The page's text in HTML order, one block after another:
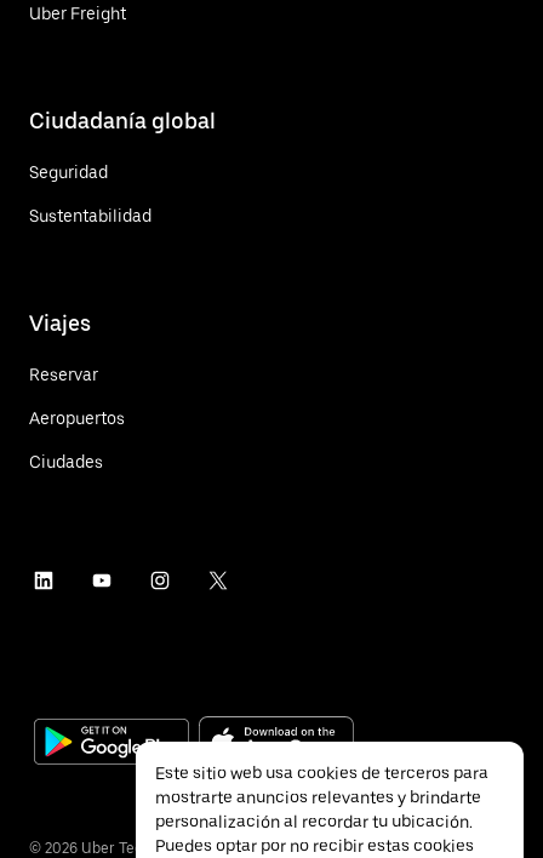
Uber Freight
Ciudadanía global
Seguridad
Sustentabilidad
Viajes
Reservar
Aeropuertos
Ciudades
© 2026 Uber Technologies Inc.
Este sitio web usa cookies de terceros para
mostrarte anuncios relevantes y brindarte
personalización al recordar tu ubicación.
Puedes optar por no recibir estas cookies